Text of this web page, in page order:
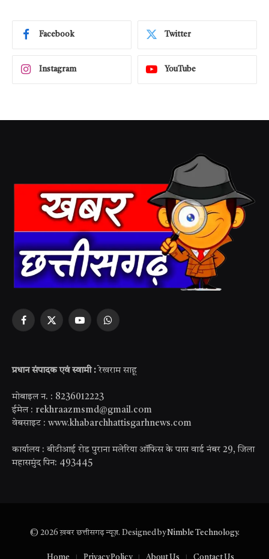
Facebook Twitter
Instagram YouTube
Facebook
X
YouTubeWhatsApp
प्रधान संपादक एवं स्वामी : रेखराम साहू
मोबाइल न. : 8236012223
ईमेल : rekhraazmsmd@gmail.com
वेबसाइट : www.khabarchhattisgarhnews.com
कार्यालय : बीटीआई रोड पुराना मलेरिया ऑफिस के पास वार्ड नंबर 29, जिला
महासमुंद पिन: 493445
© 2026 ख़बर छत्तीसगढ़ न्यूज़. Designed byNimble Technology.